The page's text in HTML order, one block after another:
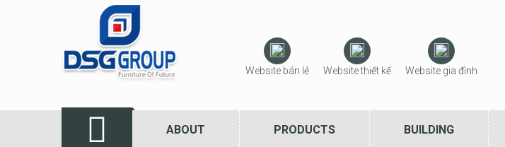
Website bán lẻ Website thiết kế Website gia đình
ABOUT PRODUCTS BUILDING